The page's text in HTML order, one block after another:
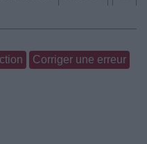
Corriger une erreur